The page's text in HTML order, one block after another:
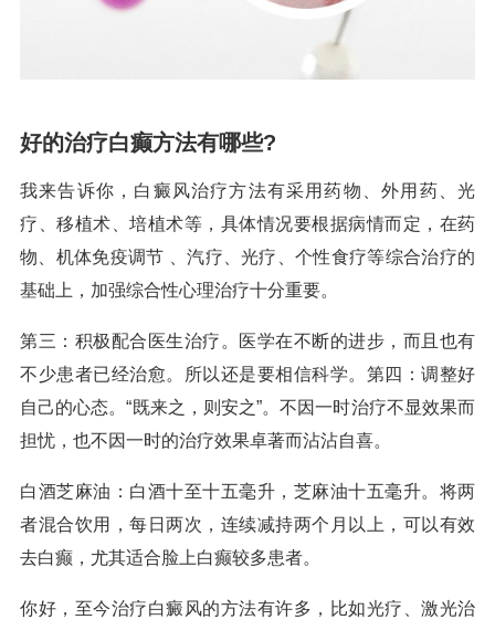
好的治疗白癫方法有哪些?
我来告诉你，白癜风治疗方法有采用药物、外用药、光
疗、移植术、培植术等，具体情况要根据病情而定，在药
物、机体免疫调节 、汽疗、光疗、个性食疗等综合治疗的
基础上，加强综合性心理治疗十分重要。
第三：积极配合医生治疗。医学在不断的进步，而且也有
不少患者已经治愈。所以还是要相信科学。第四：调整好
自己的心态。“既来之，则安之”。不因一时治疗不显效果而
担忧，也不因一时的治疗效果卓著而沾沾自喜。
白酒芝麻油：白酒十至十五毫升，芝麻油十五毫升。将两
者混合饮用，每日两次，连续减持两个月以上，可以有效
去白癫，尤其适合脸上白癫较多患者。
你好，至今治疗白癜风的方法有许多，比如光疗、激光治